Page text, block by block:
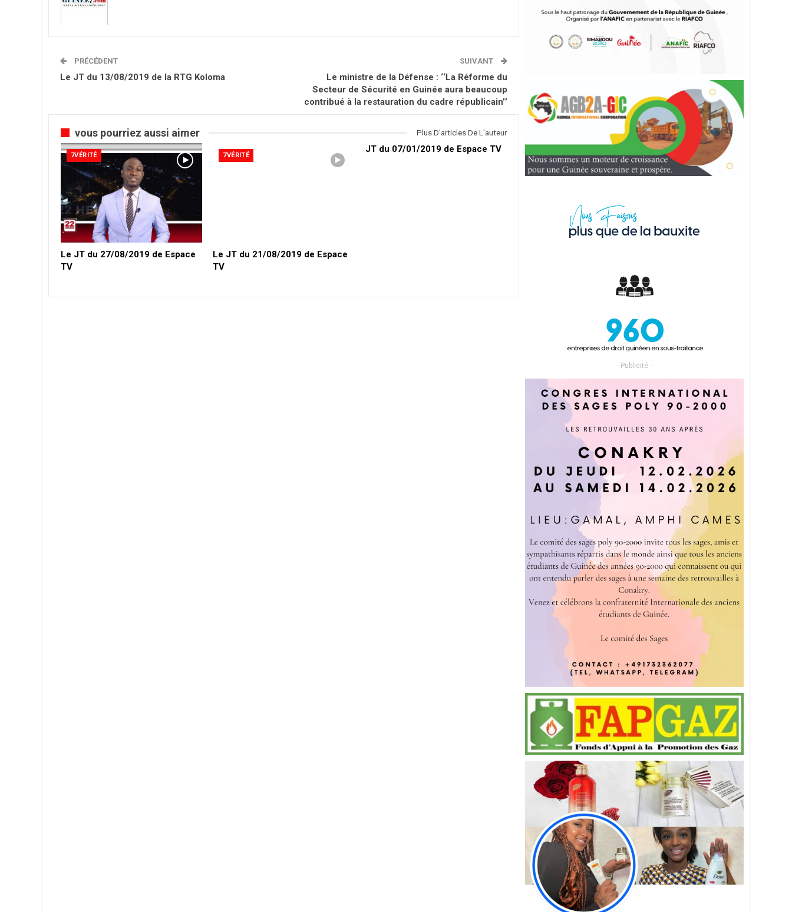
PRÉCÉDENT
Le JT du 13/08/2019 de la RTG Koloma
SUIVANT
Le ministre de la Défense : ‘‘La Réforme du
Secteur de Sécurité en Guinée aura beaucoup
contribué à la restauration du cadre républicain’’
vous pourriez aussi aimer Plus D'articles De L'auteur
7VÉRITÉ
Le JT du 27/08/2019 de Espace
TV
7VÉRITÉ
Le JT du 21/08/2019 de Espace
TV
JT du 07/01/2019 de Espace TV
- Publicité -